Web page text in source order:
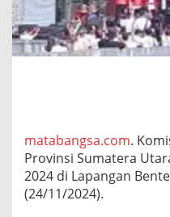
u
m
u
t
F
u
n
R
matabangsa.com.
Provinsi Sumatera
2024 di Lapangan
(24/11/2024).